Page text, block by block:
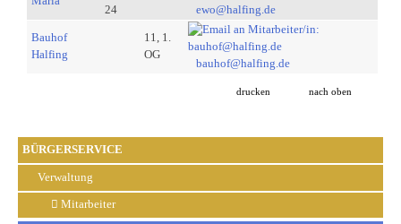
BÜRGERSERVICE
Verwaltung
Mitarbeiter
24
ewo@halfing.de
Bauhof
Halfing
11, 1.
OG
bauhof@halfing.de
drucken nach oben